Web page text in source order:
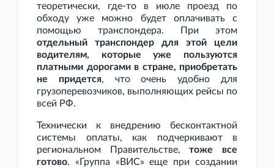
теоретически, где-то в июле проезд по
обходу уже можно будет оплачивать с
помощью транспондера. При этом
отдельный транспондер для этой цели
водителям, которые уже пользуются
платными дорогами в стране, приобретать
не придется, что очень удобно для
грузоперевозчиков, выполняющих рейсы по
всей РФ.
Технически к внедрению бесконтактной
системы оплаты, как подчеркивают в
региональном Правительстве,тоже все
готово. «Группа «ВИС» еще при создании